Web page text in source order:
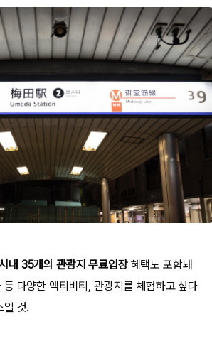
내 35개의 관광지 무료입장 혜택도 포함돼
등 다양한 액티비티, 관광지를 체험하고 싶다
일 것.